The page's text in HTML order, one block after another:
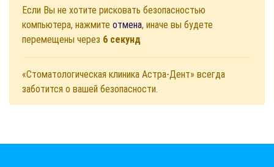
Если Вы не хотите рисковать безопасностью
компьютера, нажмите отмена, иначе вы будете
перемещены через 6 секунд
«Стоматологическая клиника Астра-Дент» всегда
заботится о вашей безопасности.